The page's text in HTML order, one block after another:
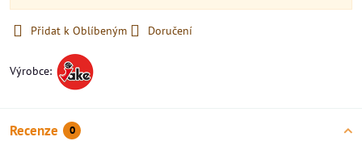
Přidat k Oblíbeným Doručení
Výrobce:
Recenze 0